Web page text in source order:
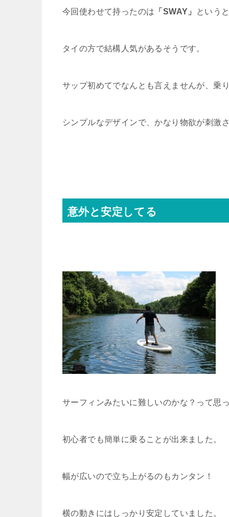
今回使わせて持ったのは 「SWAY」 という
タイの方で結構人気があるそうです。
サップ初めてでなんとも言えませんが、乗
シンプルなデザインで、かなり物欲が刺激
意外と安定してる
サーフィンみたいに難しいのかな？って思
初心者でも簡単に乗ることが出来ました。
幅が広いので立ち上がるのもカンタン！
横の動きにはしっかり安定していました。